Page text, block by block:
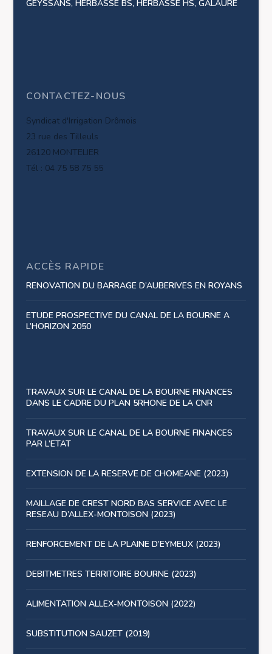
GEYSSANS, HERBASSE BS, HERBASSE HS, GALAURE
CONTACTEZ-NOUS
Syndicat d'Irrigation Drômois
23 rue des Tilleuls
26120 MONTELIER
Tél : 04 75 58 75 55
ACCÈS RAPIDE
RENOVATION DU BARRAGE D’AUBERIVES EN ROYANS
ETUDE PROSPECTIVE DU CANAL DE LA BOURNE A
L’HORIZON 2050
TRAVAUX SUR LE CANAL DE LA BOURNE FINANCES
DANS LE CADRE DU PLAN 5RHONE DE LA CNR
TRAVAUX SUR LE CANAL DE LA BOURNE FINANCES
PAR L’ETAT
EXTENSION DE LA RESERVE DE CHOMEANE (2023)
MAILLAGE DE CREST NORD BAS SERVICE AVEC LE
RESEAU D’ALLEX-MONTOISON (2023)
RENFORCEMENT DE LA PLAINE D’EYMEUX (2023)
DEBITMETRES TERRITOIRE BOURNE (2023)
ALIMENTATION ALLEX-MONTOISON (2022)
SUBSTITUTION SAUZET (2019)